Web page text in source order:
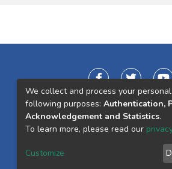
We collect and process your
following purposes: Authentication,
Acknowledgement and Statistics.
To learn more, please read our
Customize